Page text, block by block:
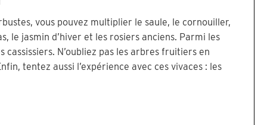
vous pouvez multiplier le saule, le cornouiller,
le jasmin d’hiver et les rosiers anciens. Parmi les
N’oubliez pas les arbres fruitiers en
tentez aussi l’expérience avec ces vivaces : les